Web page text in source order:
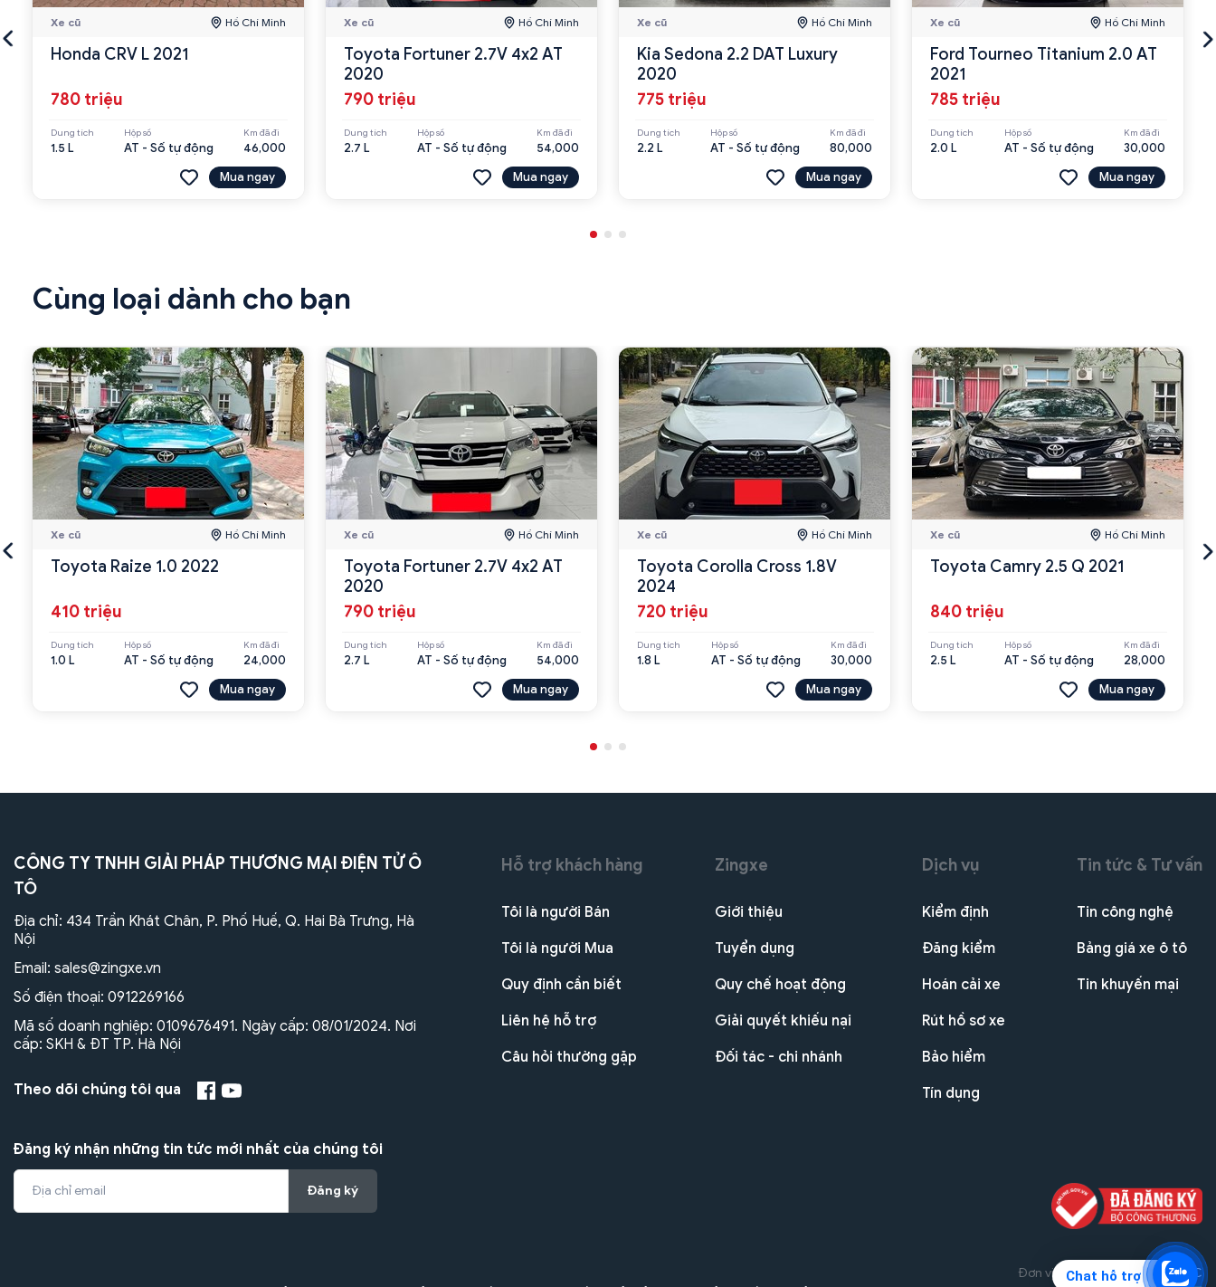
Chat hỗ trợ
Xe cũ Hồ Chí Minh
Honda CRV L 2021
780 triệu
Dung tích
1.5 L
Hộp số
AT - Số tự động
Km đã đi
46,000
Mua ngay
Xe cũ Hồ Chí Minh
Toyota Fortuner 2.7V 4x2 AT
2020
790 triệu
Dung tích
2.7 L
Hộp số
AT - Số tự động
Km đã đi
54,000
Mua ngay
Xe cũ Hồ Chí Minh
Kia Sedona 2.2 DAT Luxury
2020
775 triệu
Dung tích
2.2 L
Hộp số
AT - Số tự động
Km đã đi
80,000
Mua ngay
Xe cũ Hồ Chí Minh
Ford Tourneo Titanium 2.0 AT
2021
785 triệu
Dung tích
2.0 L
Hộp số
AT - Số tự động
Km đã đi
30,000
Mua ngay
Cùng loại dành cho bạn
Xe cũ Hồ Chí Minh
Toyota Raize 1.0 2022
410 triệu
Dung tích
1.0 L
Hộp số
AT - Số tự động
Km đã đi
24,000
Mua ngay
Xe cũ Hồ Chí Minh
Toyota Fortuner 2.7V 4x2 AT
2020
790 triệu
Dung tích
2.7 L
Hộp số
AT - Số tự động
Km đã đi
54,000
Mua ngay
Xe cũ Hồ Chí Minh
Toyota Corolla Cross 1.8V
2024
720 triệu
Dung tích
1.8 L
Hộp số
AT - Số tự động
Km đã đi
30,000
Mua ngay
Xe cũ Hồ Chí Minh
Toyota Camry 2.5 Q 2021
840 triệu
Dung tích
2.5 L
Hộp số
AT - Số tự động
Km đã đi
28,000
Mua ngay
CÔNG TY TNHH GIẢI PHÁP THƯƠNG MẠI ĐIỆN TỬ Ô
TÔ
Địa chỉ: 434 Trần Khát Chân, P. Phố Huế, Q. Hai Bà Trưng, Hà
Nội
Email: sales@zingxe.vn
Số điện thoại: 0912269166
Mã số doanh nghiệp: 0109676491. Ngày cấp: 08/01/2024. Nơi
cấp: SKH & ĐT TP. Hà Nội
Theo dõi chúng tôi qua
Đăng ký nhận những tin tức mới nhất của chúng tôi
Đăng ký
Hỗ trợ khách hàng
Tôi là người Bán
Tôi là người Mua
Quy định cần biết
Liên hệ hỗ trợ
Câu hỏi thường gặp
Zingxe
Giới thiệu
Tuyển dụng
Quy chế hoạt động
Giải quyết khiếu nại
Đối tác - chi nhánh
Dịch vụ
Kiểm định
Đăng kiểm
Hoán cải xe
Rút hồ sơ xe
Bảo hiểm
Tín dụng
Tin tức & Tư vấn
Tin công nghệ
Bảng giá xe ô tô
Tin khuyến mại
Đơn vị triển khai dự án THG JSC